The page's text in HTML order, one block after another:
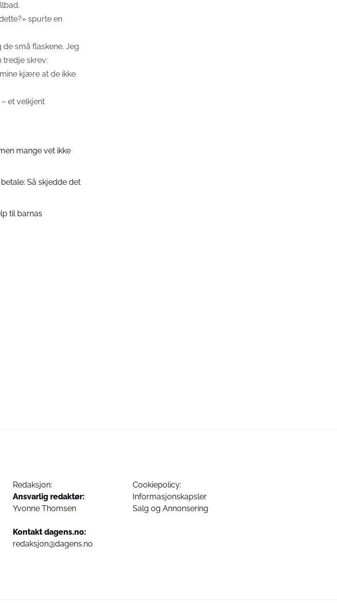
spurte en
små flaskene. Jeg
tredje skrev:
kjære at de ikke
et velkjent
mange vet ikke
Så skjedde det
til barnas
Redaksjon:
Ansvarlig redaktør:
Yvonne Thomsen
Kontakt dagens.no:
redaksjon@dagens.no
Cookiepolicy:
Informasjonskapsler
Salg og Annonsering